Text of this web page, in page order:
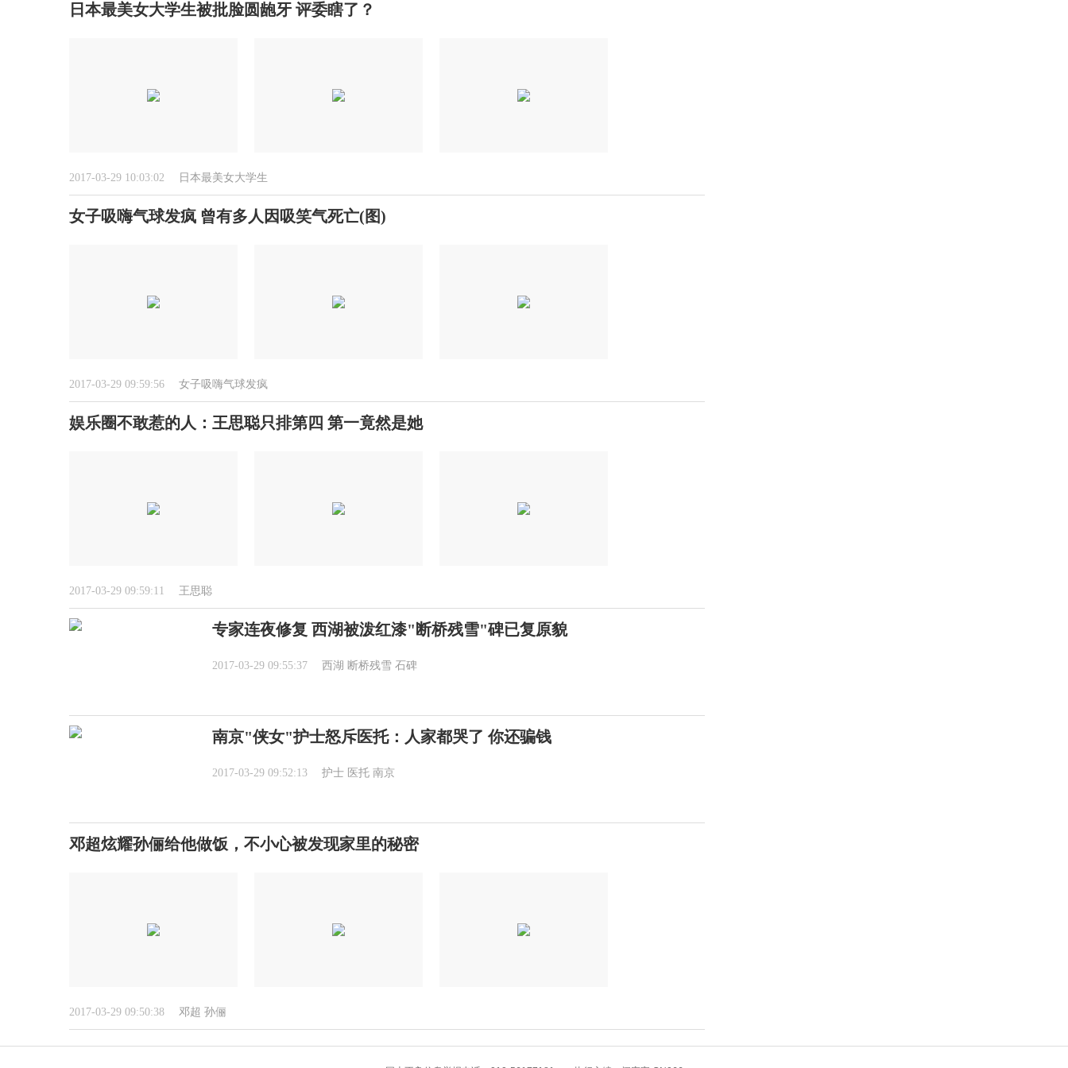
日本最美女大学生被批脸圆龅牙 评委瞎了？
2017-03-29 10:03:02 日本最美女大学生
女子吸嗨气球发疯 曾有多人因吸笑气死亡(图)
2017-03-29 09:59:56 女子吸嗨气球发疯
娱乐圈不敢惹的人：王思聪只排第四 第一竟然是她
2017-03-29 09:59:11 王思聪
专家连夜修复 西湖被泼红漆"断桥残雪"碑已复原貌
2017-03-29 09:55:37 西湖 断桥残雪 石碑
南京"侠女"护士怒斥医托：人家都哭了 你还骗钱
2017-03-29 09:52:13 护士 医托 南京
邓超炫耀孙俪给他做饭，不小心被发现家里的秘密
2017-03-29 09:50:38 邓超 孙俪